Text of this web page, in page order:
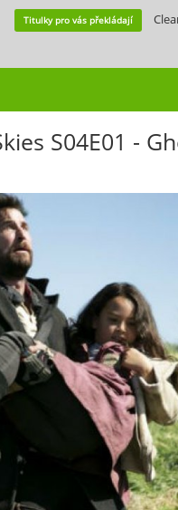
Titulky pro vás překládají
S04E01 -